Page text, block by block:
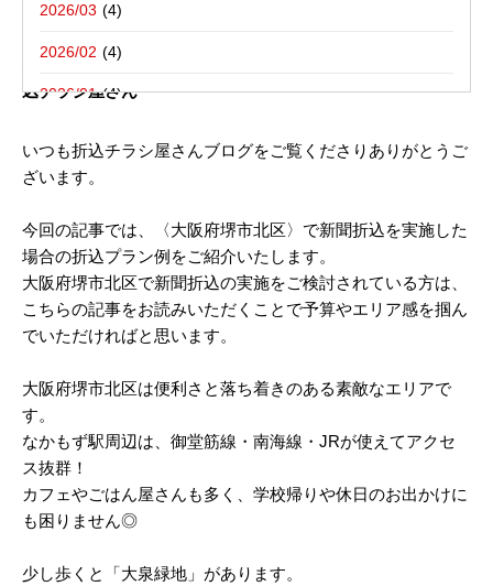
2026/03
2026/02
2026/01
2025/10
2025/08
2025/07
2025/06
2025/05
2025/04
2025/03
2025/02
2025/01
大阪府堺市北区－折込プラン例のご紹介｜新聞折込広告の折
込チラシ屋さん
いつも折込チラシ屋さんブログをご覧くださりありがとうご
ざいます。
今回の記事では、〈大阪府堺市北区〉で新聞折込を実施した
場合の折込プラン例をご紹介いたします。
大阪府堺市北区で新聞折込の実施をご検討されている方は、
こちらの記事をお読みいただくことで予算やエリア感を掴ん
でいただければと思います。
大阪府堺市北区は便利さと落ち着きのある素敵なエリアで
す。
なかもず駅周辺は、御堂筋線・南海線・JRが使えてアクセ
ス抜群！
カフェやごはん屋さんも多く、学校帰りや休日のお出かけに
も困りません◎
少し歩くと「大泉緑地」があります。